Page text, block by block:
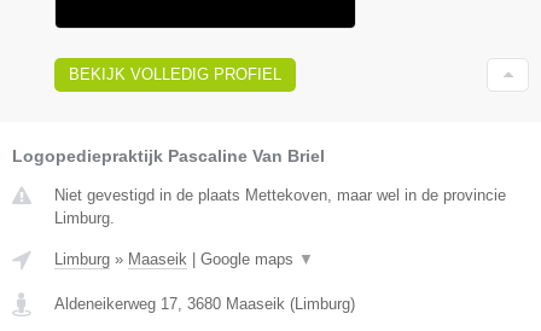
BEKIJK VOLLEDIG PROFIEL
Logopediepraktijk Pascaline Van Briel
Niet gevestigd in de plaats Mettekoven, maar wel in de provincie
Limburg.
Limburg » Maaseik | Google maps ▼
Aldeneikerweg 17 3680 Maaseik (Limburg)